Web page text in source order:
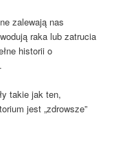
zalewają nas
raka lub zatrucia
historii o
takie jak ten,
jest „zdrowsze”